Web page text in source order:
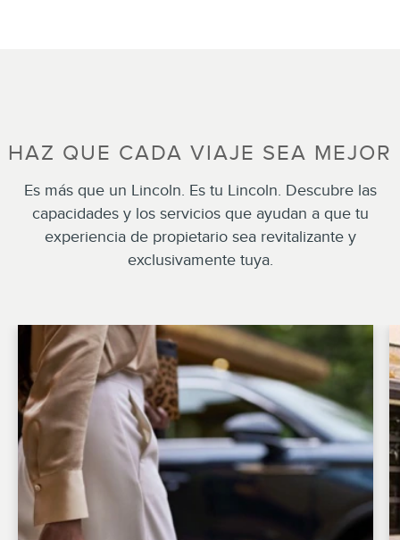
HAZ QUE CADA VIAJE SEA MEJOR
Es más que un Lincoln. Es tu Lincoln. Descubre las
capacidades y los servicios que ayudan a que tu
experiencia de propietario sea revitalizante y
exclusivamente tuya.